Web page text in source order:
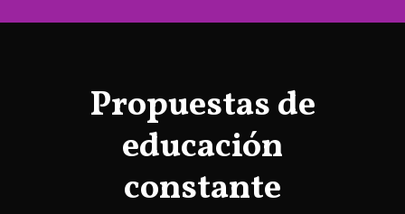
Propuestas de
educación
constante